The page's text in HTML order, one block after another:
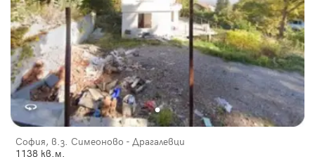
София, в.з. Симеоново - Драгалевци
1138 кв.м.